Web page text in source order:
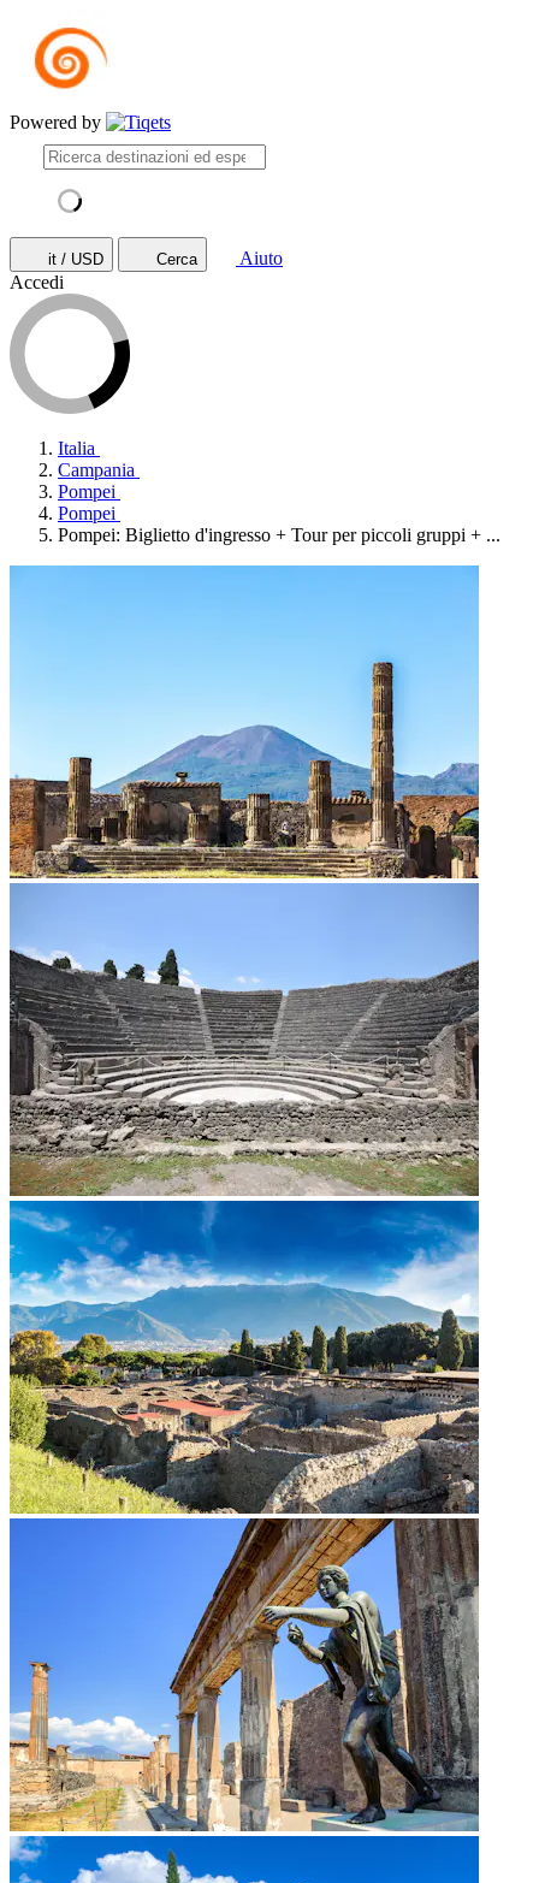
Powered by
it / USD Cerca
Aiuto
Accedi
Italia
Campania
Pompei
Pompei
Pompei: Biglietto d'ingresso + Tour per piccoli gruppi + ...